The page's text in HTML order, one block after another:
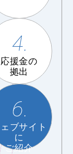
4.
応援金の
拠出
6.
ブサイト
に
ご紹介